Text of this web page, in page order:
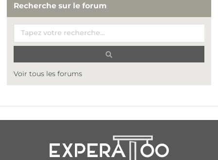
Recherche sur le forum
Voir tous les forums